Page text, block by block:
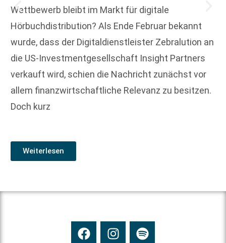
Wettbewerb bleibt im Markt für digitale
Hörbuchdistribution? Als Ende Februar bekannt
wurde, dass der Digitaldienstleister Zebralution an
die US-Investmentgesellschaft Insight Partners
verkauft wird, schien die Nachricht zunächst vor
allem finanzwirtschaftliche Relevanz zu besitzen.
Doch kurz
Weiterlesen